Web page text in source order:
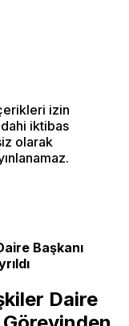
izin
iktibas
olarak
Başkanı
Daire